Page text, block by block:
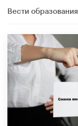
Вести образования